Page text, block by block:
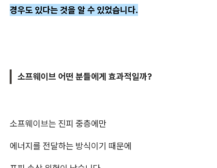
경우도 있다는 것을 알 수 있었습니다.
소프웨이브 어떤 분들에게 효과적일까?
소프웨이브는 진피 중층에만
에너지를 전달하는 방식이기 때문에